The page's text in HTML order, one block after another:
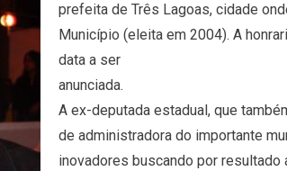
prefeita de Três Lagoas, cidade
Município (eleita em 2004). A
data a ser
anunciada.
A ex-deputada estadual, que
de administradora do importante
inovadores buscando por resultado